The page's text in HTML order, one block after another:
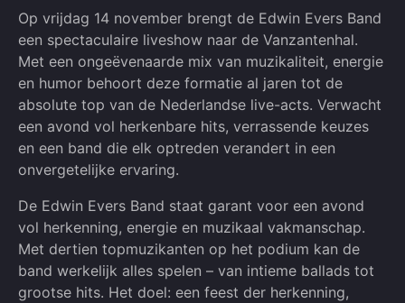
Op vrijdag 14 november brengt de Edwin Evers Band
een spectaculaire liveshow naar de Vanzantenhal.
Met een ongeëvenaarde mix van muzikaliteit, energie
en humor behoort deze formatie al jaren tot de
absolute top van de Nederlandse live-acts. Verwacht
een avond vol herkenbare hits, verrassende keuzes
en een band die elk optreden verandert in een
onvergetelijke ervaring.
De Edwin Evers Band staat garant voor een avond
vol herkenning, energie en muzikaal vakmanschap.
Met dertien topmuzikanten op het podium kan de
band werkelijk alles spelen – van intieme ballads tot
grootse hits. Het doel: een feest der herkenning,